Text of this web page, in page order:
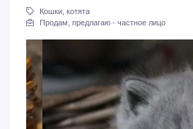
Кошки, котята
Продам, предлагаю - частное лицо